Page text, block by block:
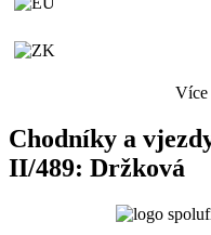
Více
Chodníky a
II/489: Držková